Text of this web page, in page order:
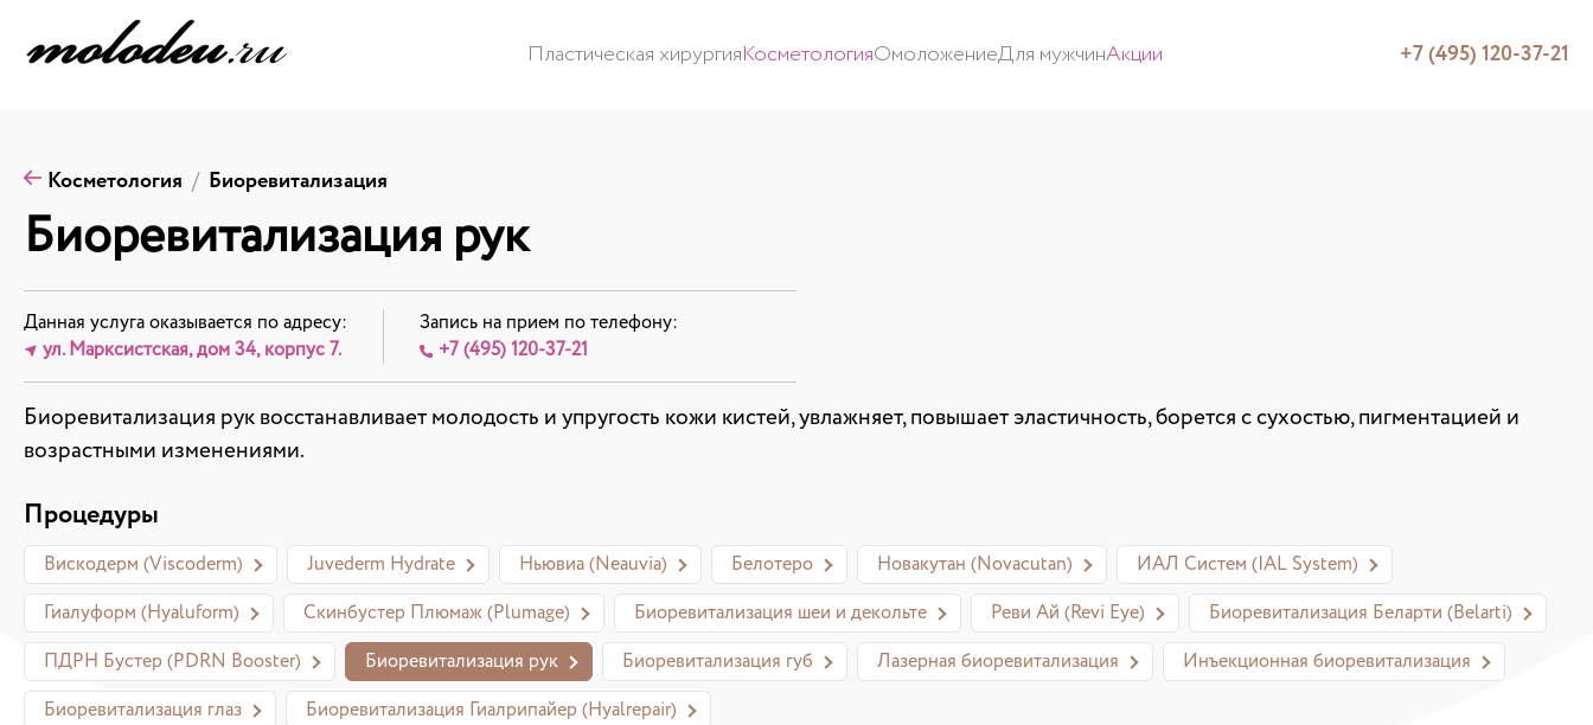
Пластическая хирургияКосметологияОмоложениеДля мужчинАкции +7 (495) 120-37-21
Косметология Биоревитализация
Биоревитализация рук
Данная услуга оказывается по адресу:
ул. Марксистская, дом 34, корпус 7.
Запись на прием по телефону:
+7 (495) 120-37-21
Биоревитализация рук восстанавливает молодость и упругость кожи кистей, увлажняет, повышает эластичность, борется с сухостью, пигментацией и
возрастными изменениями.
Процедуры
Вискодерм (Viscoderm) Juvederm Hydrate Ньювиа (Neauvia) Белотеро Новакутан (Novacutan)
ИАЛ Систем (IAL System)
Гиалуформ (Hyaluform)
Скинбустер Плюмаж (Plumage) Биоревитализация шеи и декольте Реви Ай (Revi Eye)
Биоревитализация Беларти (Belarti)
ПДРН Бустер (PDRN Booster)
Биоревитализация рук Биоревитализация губ Лазерная биоревитализация
Инъекционная биоревитализация
Биоревитализация глаз
Биоревитализация Гиалрипайер (Hyalrepair)